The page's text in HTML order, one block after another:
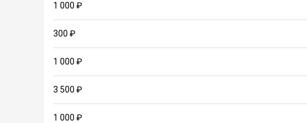
1 000 ₽
300 ₽
1 000 ₽
3 500 ₽
1 000 ₽